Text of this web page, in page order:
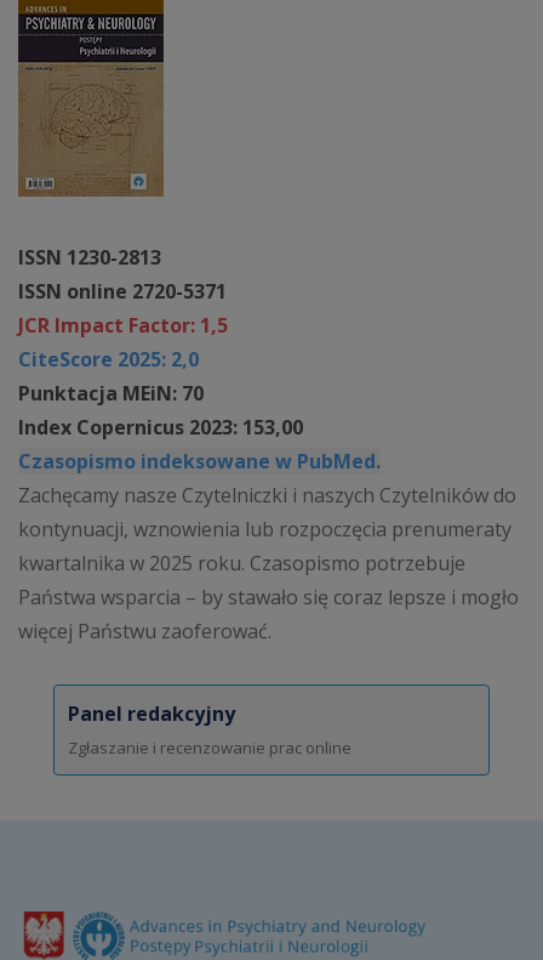
ISSN 1230-2813
ISSN online 2720-5371
JCR Impact Factor: 1,5
CiteScore 2025: 2,0
Punktacja MEiN: 70
Index Copernicus 2023: 153,00
Czasopismo indeksowane w PubMed.
Zachęcamy nasze Czytelniczki i naszych Czytelników do
kontynuacji, wznowienia lub rozpoczęcia prenumeraty
kwartalnika w 2025 roku. Czasopismo potrzebuje
Państwa wsparcia – by stawało się coraz lepsze i mogło
więcej Państwu zaoferować.
Panel redakcyjny
Zgłaszanie i recenzowanie prac online